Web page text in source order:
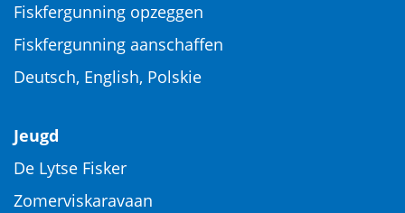
Fiskfergunning opzeggen
Fiskfergunning aanschaffen
Deutsch, English, Polskie
Jeugd
De Lytse Fisker
Zomerviskaravaan